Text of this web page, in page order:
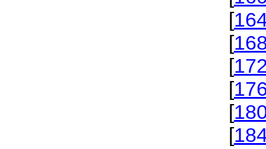
[
[
[
[
[
[